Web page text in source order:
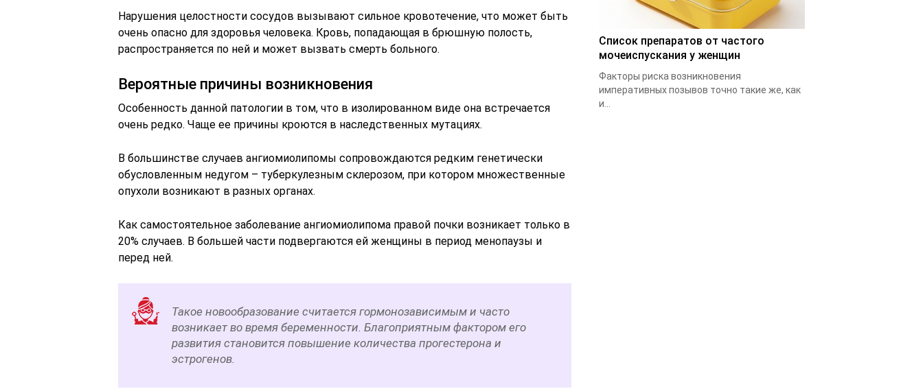
Нарушения целостности сосудов вызывают сильное кровотечение, что может быть
очень опасно для здоровья человека. Кровь, попадающая в брюшную полость,
распространяется по ней и может вызвать смерть больного.
Вероятные причины возникновения
Особенность данной патологии в том, что в изолированном виде она встречается
очень редко. Чаще ее причины кроются в наследственных мутациях.
В большинстве случаев ангиомиолипомы сопровождаются редким генетически
обусловленным недугом – туберкулезным склерозом, при котором множественные
опухоли возникают в разных органах.
Как самостоятельное заболевание ангиомиолипома правой почки возникает только в
20% случаев. В большей части подвергаются ей женщины в период менопаузы и
перед ней.
Такое новообразование считается гормонозависимым и часто
возникает во время беременности. Благоприятным фактором его
развития становится повышение количества прогестерона и
эстрогенов.
Список препаратов от частого
мочеиспускания у женщин
Факторы риска возникновения
императивных позывов точно такие же, как
и...